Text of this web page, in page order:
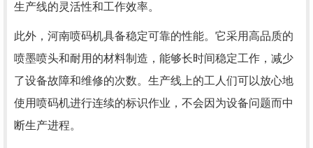
生产线的灵活性和工作效率。
此外，河南喷码机具备稳定可靠的性能。它采用高品质的
喷墨喷头和耐用的材料制造，能够长时间稳定工作，减少
了设备故障和维修的次数。生产线上的工人们可以放心地
使用喷码机进行连续的标识作业，不会因为设备问题而中
断生产进程。